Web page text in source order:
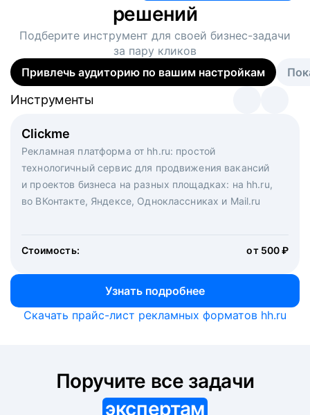
решений
Подберите инструмент для своей бизнес-задачи
за пару кликов
Привлечь аудиторию по вашим настройкам
Clickme
Рекламная платформа от hh.ru: простой
технологичный сервис для продвижения вакансий
и проектов бизнеса на разных площадках: на hh.ru,
во ВКонтакте, Яндексе, Одноклассниках и Mail.ru
Стоимость: от 500 ₽
Узнать подробнее
Инструменты
Вакансия дня
Рекламный формат для вакансий на главной странице
hh.ru. Увеличивает количество откликов
Инструменты
Массовый подбор под ключ. Решите, сколько
кандидатов и когда вам нужно, и за дело возьмутся
маркетологи, рекрутеры и проектные менеджеры
hh.ru с целым набором digital-инструментов
Инструменты
Скачать прайс-лист рекламных форматов hh.ru
экспертам